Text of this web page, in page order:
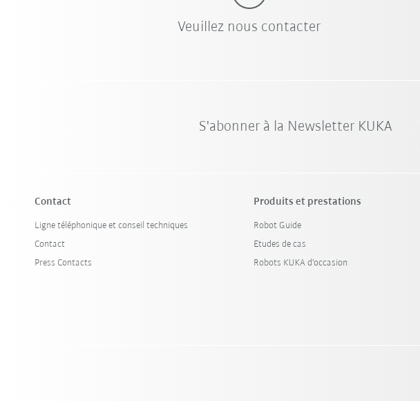
Veuillez nous contacter
S'abonner à la Newsletter KUKA
Contact
Ligne téléphonique et conseil techniques
Contact
Press Contacts
Produits et prestations
Robot Guide
Etudes de cas
Robots KUKA d'occasion